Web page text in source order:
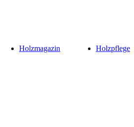
Holzmagazin
Holzpflege